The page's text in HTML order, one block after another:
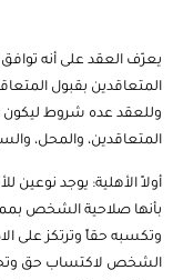
يعرّف العقد على أنه توافق
المتعاقدين بقبول
وللعقد عده شروط ليكون
المتعاقدين، والمحل،
أولاً الأهلية: يوجد نوعين
بأنها صلاحية الشخص
وتكسبه حقاً وترتكز على
الشخص لاكتساب حق